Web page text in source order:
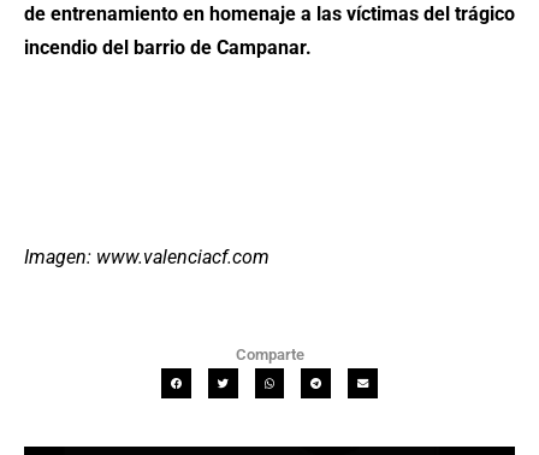
de entrenamiento en homenaje a las víctimas del trágico
incendio del barrio de Campanar.
Imagen: www.valenciacf.com
Comparte